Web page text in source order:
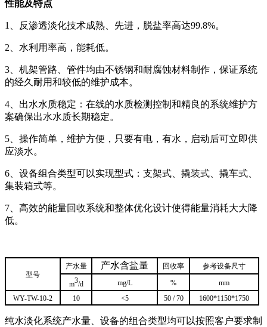
性能及特点
1、反渗透淡化技术成熟、先进，脱盐率高达99.8%。
2、水利用率高，能耗低。
3、机架管路、管件均由不锈钢和耐腐蚀材料制作，保证系统
的经久耐用和较低的维护成本。
4、出水水质稳定：在线的水质检测控制和精良的系统维护方
案确保出水水质长期稳定。
5、操作简单，维护方便，只要有电，有水，启动后可立即供
应淡水。
6、设备组合类型可以实现型式：支架式、撬装式、撬车式、
集装箱式等。
7、高效的能量回收系统和整体优化设计使得能量消耗大大降
低。
型号
产水量 产水含盐量 回收率 参考设备尺寸
m3/d mg/L %
mm
WY-TW-10-2
10 <5 50 / 70 1600*1150*1750
纯水淡化系统产水量、设备的组合类型均可以按照客户要求制